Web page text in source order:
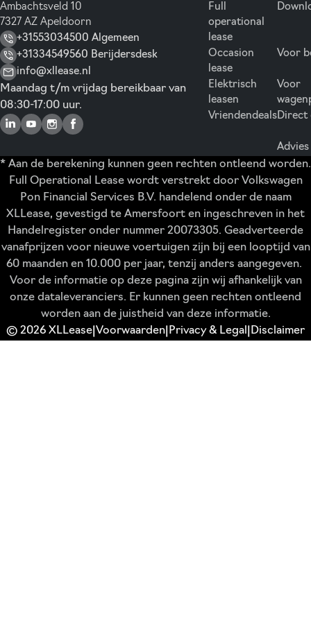
Ambachtsveld 10
7327 AZ Apeldoorn
+31553034500 Algemeen
+31334549560 Berijdersdesk
info@xllease.nl
Maandag t/m vrijdag bereikbaar van
08:30-17:00 uur.
Full
operational
lease
Occasion
lease
Elektrisch
leasen
Vriendendeals
Voor
Voor
Direct
* Aan de berekening kunnen geen rechten ontleend worden.
Full Operational Lease wordt verstrekt door Volkswagen
Pon Financial Services B.V. handelend onder de naam
XLLease, gevestigd te Amersfoort en ingeschreven in het
Handelregister onder nummer 20073305. Geadverteerde
vanafprijzen voor nieuwe voertuigen zijn bij een looptijd van
60 maanden en 10.000 per jaar, tenzij anders aangegeven.
Voor de informatie op deze pagina zijn wij afhankelijk van
onze dataleveranciers. Er kunnen geen rechten ontleend
worden aan de juistheid van deze informatie.
© 2026 XLLease Voorwaarden Privacy & Legal Disclaimer